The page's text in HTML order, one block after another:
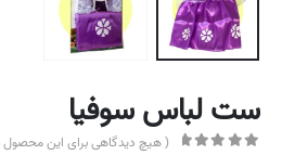
ست لباس سوفیا
( هیچ دیدگاهی برای این